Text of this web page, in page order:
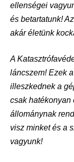
ellenségei
és betartatunk!
akár életünk
A
láncszem! Ezek
illeszkednek a
csak hatékonyan
állománynak
visz minket és a
vagyunk!